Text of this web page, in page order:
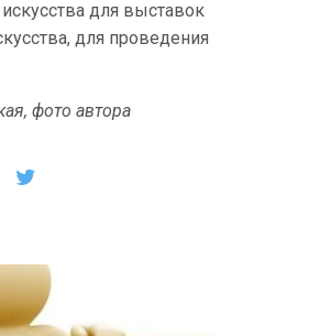
для выставок
для проведения
фото автора